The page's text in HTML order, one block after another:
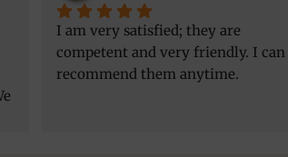
I am very satisfied; they are
competent and very friendly. I can
recommend them anytime.